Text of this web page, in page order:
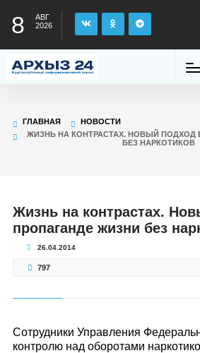
8
АВГ
2026
ГЛАВНАЯ
НОВОСТИ
ЖИЗНЬ НА КОНТРАСТАХ. НОВЫЙ ПОДХОД
БЕЗ НАРКОТИКОВ
Жизнь на контрастах.
пропаганде жизни без
26.04.2014
797
Сотрудники Управления
контролю над оборотами